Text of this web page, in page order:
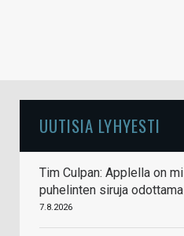
UUTISIA LYHYESTI
Tim Culpan: Applella on
puhelinten siruja
7.8.2026